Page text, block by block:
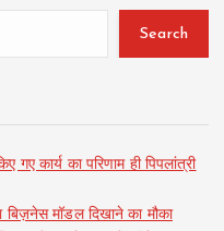
Search
गए कार्य का परिणाम ही पिपलांत्री
बिज़नेस मॉडल दिखाने का मौका